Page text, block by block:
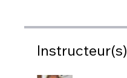
Instructeur(s)